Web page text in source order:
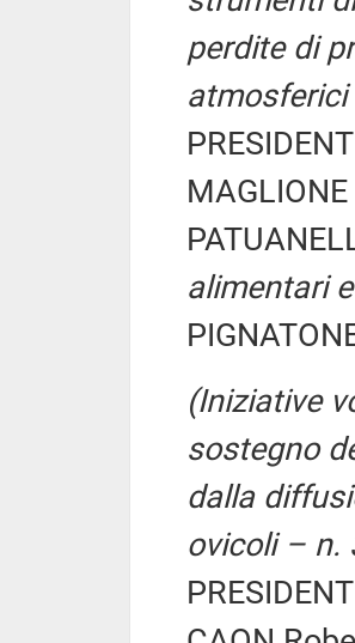
perdite di
atmosferici
alimentari
(Iniziative
sostegno
dalla
ovicoli – n.